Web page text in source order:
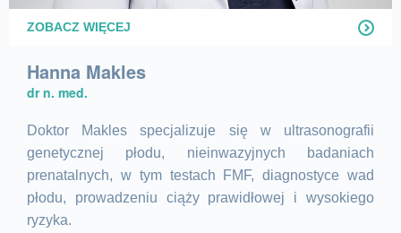
ZOBACZ WIĘCEJ
Hanna Makles
dr n. med.
Doktor Makles specjalizuje się w ultrasonografii
genetycznej płodu, nieinwazyjnych badaniach
prenatalnych, w tym testach FMF, diagnostyce wad
płodu, prowadzeniu ciąży prawidłowej i wysokiego
ryzyka.